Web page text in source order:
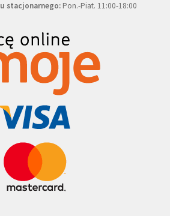
stacjonarnego:Pon.-Piat. 11:00-18:00